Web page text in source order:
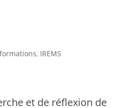
, IREMS
et de réflexion de